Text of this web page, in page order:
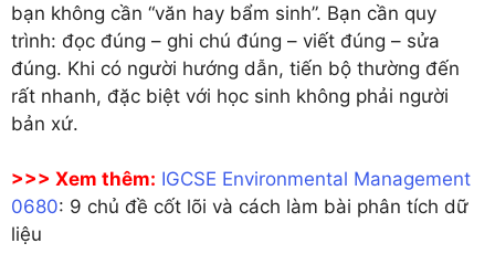
bạn không cần “văn hay bẩm sinh”. Bạn cần quy
trình: đọc đúng – ghi chú đúng – viết đúng – sửa
đúng. Khi có người hướng dẫn, tiến bộ thường đến
rất nhanh, đặc biệt với học sinh không phải người
bản xứ.
>>> Xem thêm: IGCSE Environmental Management
0680: 9 chủ đề cốt lõi và cách làm bài phân tích dữ
liệu